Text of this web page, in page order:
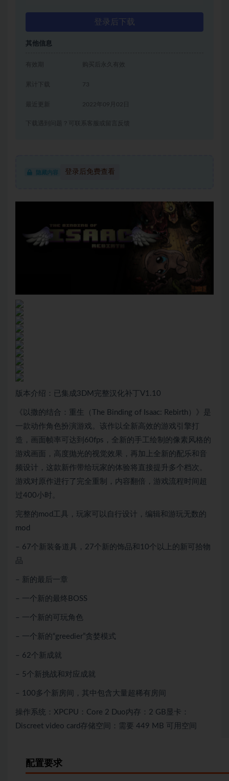
登录后下载
其他信息
有效期 购买后永久有效
累计下载 73
2022年09月02日
下载遇到问题？可联系客服或留言反馈
隐藏内容 登录后免费查看
版本介绍：已集成3DM完整汉化补丁V1.10
《以撒的结合：重生（The Binding of Isaac: Rebirth）》是
一款动作角色扮演游戏。该作以全新高效的游戏引擎打
造，画面帧率可达到60fps，全新的手工绘制的像素风格的
游戏画面，高度抛光的视觉效果，再加上全新的配乐和音
频设计，这款新作带给玩家的体验将直接提升多个档次。
游戏对原作进行了完全重制，内容翻倍，游戏流程时间超
过400小时。
完整的mod工具，玩家可以自行设计，编辑和游玩无数的
mod
– 67个新装备道具，27个新的饰品和10个以上的新可拾物
品
– 新的最后一章
– 一个新的最终BOSS
– 一个新的可玩角色
– 一个新的“greedier”贪婪模式
– 62个新成就
– 5个新挑战和对应成就
– 100多个新房间，其中包含大量超稀有房间
操作系统：XPCPU：Core 2 Duo内存：2 GB显卡：
Discreet video card存储空间：需要 449 MB 可用空间
配置要求